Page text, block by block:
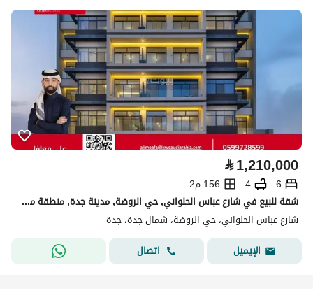
⃁1,210,000
6
4
156 م2
شقة للبيع في شارع عباس الحلواني, حي الروضة, مدينة جدة, منطقة مكة المكرمة
شارع عباس الحلواني، حي الروضة، شمال جدة، جدة
الإيميل
اتصال